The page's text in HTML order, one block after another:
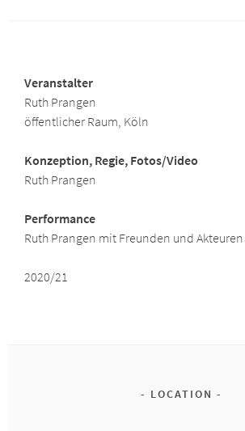
Veranstalter
Ruth Prangen
öffentlicher Raum, Köln
Konzeption, Regie, Fotos/Video
Ruth Prangen
Performance
Ruth Prangen mit Freunden und Akteuren
2020/21
LOCATION